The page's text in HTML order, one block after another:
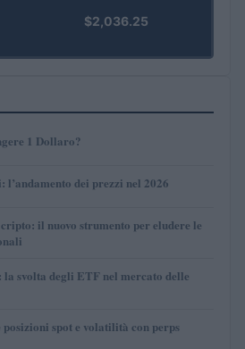
$2,036.25
1 Dollaro?
dei prezzi nel 2026
il nuovo strumento per eludere le
svolta degli ETF nel mercato delle
spot e volatilità con perps